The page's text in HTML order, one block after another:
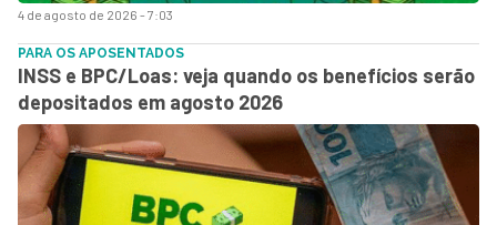
4 de agosto de 2026 - 7:03
PARA OS APOSENTADOS
INSS e BPC/Loas: veja quando os benefícios serão
depositados em agosto 2026